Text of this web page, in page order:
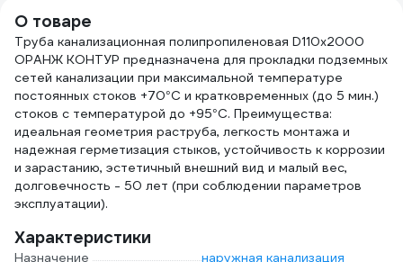
О товаре
Труба канализационная полипропиленовая D110х2000
ОРАНЖ КОНТУР предназначена для прокладки подземных
сетей канализации при максимальной температуре
постоянных стоков +70°С и кратковременных (до 5 мин.)
стоков с температурой до +95°С. Преимущества:
идеальная геометрия раструба, легкость монтажа и
надежная герметизация стыков, устойчивость к коррозии
и зарастанию, эстетичный внешний вид и малый вес,
долговечность - 50 лет (при соблюдении параметров
эксплуатации).
Характеристики
Назначение
наружная канализация